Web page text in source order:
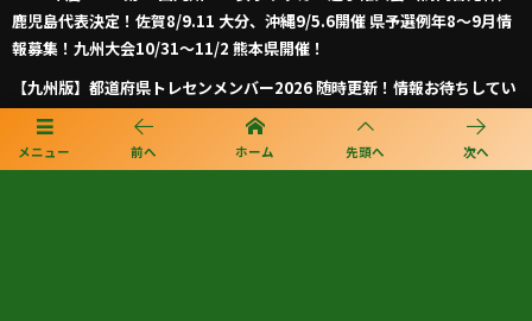
メニュー 前へ ホーム 先頭へ 次へ
鹿児島代表決定！佐賀8/9.11 大分、沖縄9/5.6開催 県予選例年8～9月情
報募集！九州大会10/31～11/2 熊本県開催！
【九州版】都道府県トレセンメンバー2026 随時更新！情報お待ちしてい
ます！
【福岡県少年男子】参加選手掲載！2026年度国民スポーツ大会 第46回九